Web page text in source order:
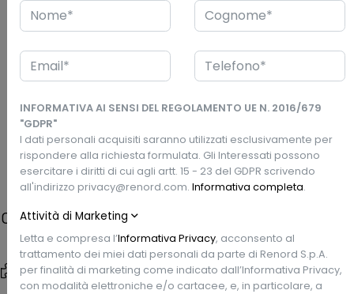
Desideri vedere questa vettura dal vivo?
Vieni a vederla presso:Renord S.p.a.
Via Turati, 13 - 27028 San Martino Siccomario, PV
Prezzo Renord
€13.900 Richiedi un preventivo
Caratteristiche
Tipo di veicolo
Usata
Data Imm.
1/2016
INFORMATIVA AI SENSI DEL REGOLAMENTO UE N. 2016/679
"GDPR"
I dati personali acquisiti saranno utilizzati esclusivamente per
rispondere alla richiesta formulata. Gli Interessati possono
esercitare i diritti di cui agli artt. 15 - 23 del GDPR scrivendo
all'indirizzo privacy@renord.com. Informativa completa.
Attività di Marketing
Letta e compresa l’Informativa Privacy, acconsento al
trattamento dei miei dati personali da parte di Renord S.p.A.
per finalità di marketing come indicato dall’Informativa Privacy,
con modalità elettroniche e/o cartacee, e, in particolare, a